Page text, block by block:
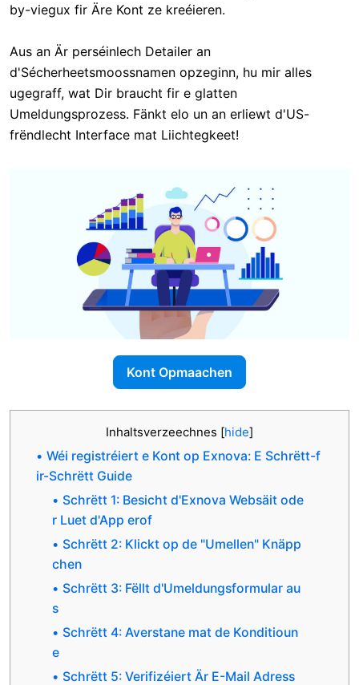
by-viegux fir Äre Kont ze kreéieren.
Aus an Är perséinlech Detailer an
d'Sécherheetsmoossnamen opzeginn, hu mir alles
ugegraff, wat Dir braucht fir e glatten
Umeldungsprozess. Fänkt elo un an erliewt d'US-
frëndlecht Interface mat Liichtegkeet!
Kont Opmaachen
Inhaltsverzeechnes [hide]
Wéi registréiert e Kont op Exnova: E Schrëtt-f
ir-Schrëtt Guide
Schrëtt 1: Besicht d'Exnova Websäit ode
r Luet d'App erof
Schrëtt 2: Klickt op de "Umellen" Knäpp
chen
Schrëtt 3: Fëllt d'Umeldungsformular au
s
Schrëtt 4: Averstane mat de Konditioun
e
Schrëtt 5: Verifizéiert Är E-Mail Adress